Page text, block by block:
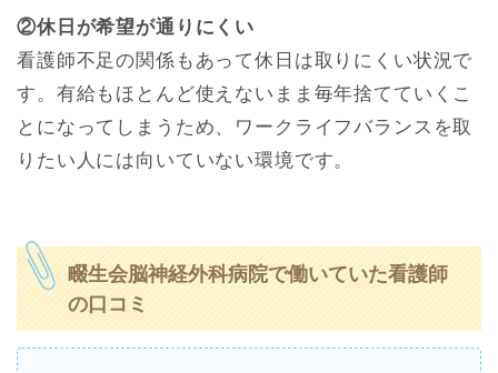
②休日が希望が通りにくい
看護師不足の関係もあって休日は取りにくい状況で
す。有給もほとんど使えないまま毎年捨てていくこ
とになってしまうため、ワークライフバランスを取
りたい人には向いていない環境です。
畷生会脳神経外科病院で働いていた看護師
の口コミ